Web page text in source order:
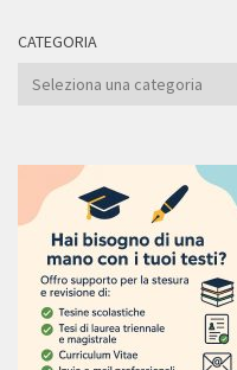
CATEGORIA
Categoria